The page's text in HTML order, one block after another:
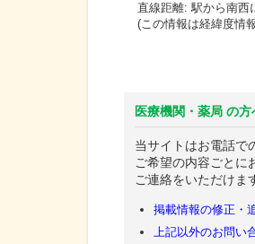
直線距離: 駅から南西
(この情報は経緯度情
医療機関・薬局 の方
当サイトはお電話で
ご希望の内容ごとに
ご連絡をいただけま
掲載情報の修正・
上記以外のお問い